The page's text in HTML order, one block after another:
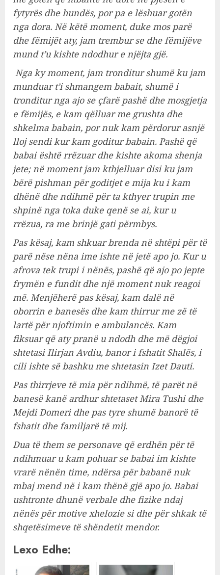
fytyrës dhe hundës, por pa e lëshuar gotën
nga dora. Në këtë moment, duke mos parë
dhe fëmijët aty, jam trembur se dhe fëmijëve
mund t’u kishte ndodhur e njëjta gjë.
Nga ky moment, jam tronditur shumë ku jam
munduar t’i shmangem babait, shumë i
tronditur nga ajo se çfarë pashë dhe mosgjetja
e fëmijës, e kam qëlluar me grushta dhe
shkelma babain, por nuk kam përdorur asnjë
lloj sendi kur kam goditur babain. Pashë që
babai është rrëzuar dhe kishte akoma shenja
jete; në moment jam kthjelluar disi ku jam
bërë pishman për goditjet e mija ku i kam
dhënë dhe ndihmë për ta kthyer trupin me
shpinë nga toka duke qenë se ai, kur u
rrëzua, ra me brinjë gati përmbys.
Pas kësaj, kam shkuar brenda në shtëpi për të
parë nëse nëna ime ishte në jetë apo jo. Kur u
afrova tek trupi i nënës, pashë që ajo po jepte
frymën e fundit dhe një moment nuk reagoi
më. Menjëherë pas kësaj, kam dalë në
oborrin e banesës dhe kam thirrur me zë të
lartë për njoftimin e ambulancës. Kam
fiksuar që aty pranë u ndodh dhe më dëgjoi
shtetasi Ilirjan Avdiu, banor i fshatit Shalës, i
cili ishte së bashku me shtetasin Izet Dauti.
Pas thirrjeve të mia për ndihmë, të parët në
banesë kanë ardhur shtetaset Mira Tushi dhe
Mejdi Domeri dhe pas tyre shumë banorë të
fshatit dhe familjarë të mij.
Dua të them se personave që erdhën për të
ndihmuar u kam pohuar se babai im kishte
vrarë nënën time, ndërsa për babanë nuk
mbaj mend në i kam thënë gjë apo jo. Babai
ushtronte dhunë verbale dhe fizike ndaj
nënës për motive xhelozie si dhe për shkak të
shqetësimeve të shëndetit mendor.
Lexo Edhe: